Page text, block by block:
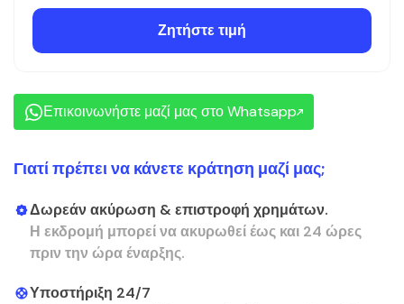
Ζητήστε τιμή
Επικοινωνήστε μαζί μας στο Whatsapp
Γιατί πρέπει να κάνετε κράτηση μαζί μας;
Δωρεάν ακύρωση & επιστροφή χρημάτων.
Η εκδρομή μπορεί να ακυρωθεί έως και 24 ώρες
πριν την ώρα έναρξης.
Υποστήριξη 24/7